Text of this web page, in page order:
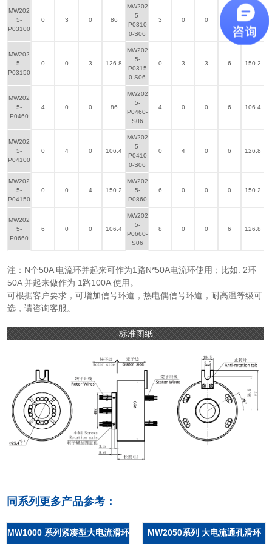
MW202
5-
P03100
0 3 0 86
MW202
5-
P0310
0-S06
3 0 0 106.4
MW202
5-
P03150
0 0 3 126.8
MW202
5-
P0315
0-S06
0 3 3 6 150.2
MW202
5-
P0460
4 0 0 86
MW202
5-
P0460-
S06
4 0 0 6 106.4
MW202
5-
P04100
0 4 0 106.4
MW202
5-
P0410
0-S06
0 4 0 6 126.8
MW202
5-
P04150
0 0 4 150.2
MW202
5-
P0860
6 0 0 0 150.2
MW202
5-
P0660
6 0 0 106.4
MW202
5-
P0660-
S06
8 0 0 6 126.8
注：N个50A 电流环并起来可作为1路N*50A电流环使用；比如: 2环
50A 并起来做作为 1路100A 使用。
可根据客户要求，可增加信号环道，热电偶信号环道，耐高温等级可
选，请咨询客服。
标准图纸
同系列更多产品参考：
MW1000 系列紧凑型大电流滑环 MW2050系列 大电流通孔滑环